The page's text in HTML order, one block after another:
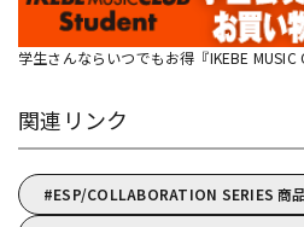
学生さんならいつでもお得『IKEBE MUSIC
関連リンク
ESP/COLLABORATION SERIES 商